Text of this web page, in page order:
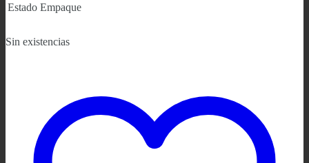
Estado Empaque
Sin existencias